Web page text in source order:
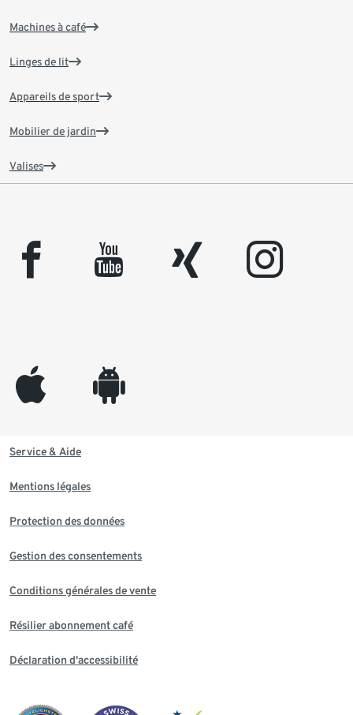
Machines à café
Linges de lit
Appareils de sport
Mobilier de jardin
Valises
facebook youtube xing instagram
appleinc android
Service & Aide
Mentions légales
Protection des données
Gestion des consentements
Conditions générales de vente
Résilier abonnement café
Déclaration d'accessibilité